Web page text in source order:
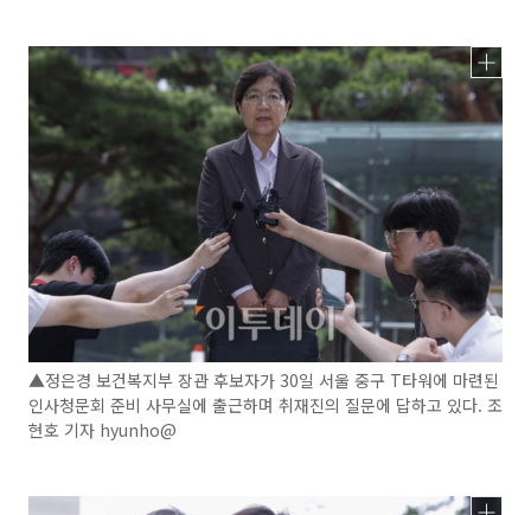
▲정은경 보건복지부 장관 후보자가 30일 서울 중구 T타워에 마련된
인사청문회 준비 사무실에 출근하며 취재진의 질문에 답하고 있다. 조
현호 기자 hyunho@